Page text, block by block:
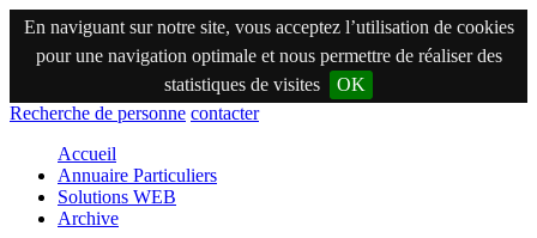
En naviguant sur notre site, vous acceptez l’utilisation de cookies
pour une navigation optimale et nous permettre de réaliser des
statistiques de visites
OK
Recherche de personne contacter
Accueil
Annuaire Particuliers
Solutions WEB
Archive